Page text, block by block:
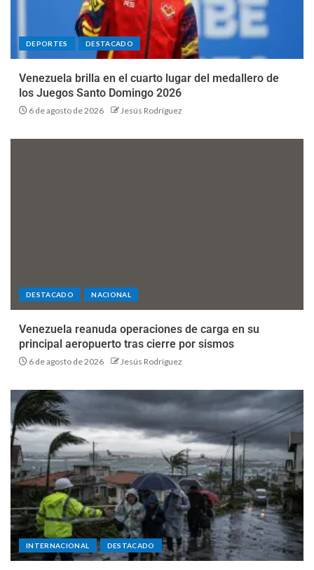
DEPORTES DESTACADO
Venezuela brilla en el cuarto lugar del medallero de
los Juegos Santo Domingo 2026
6 de agosto de 2026 Jesús Rodríguez
DESTACADO NACIONAL
Venezuela reanuda operaciones de carga en su
principal aeropuerto tras cierre por sismos
6 de agosto de 2026 Jesús Rodríguez
INTERNACIONAL DESTACADO